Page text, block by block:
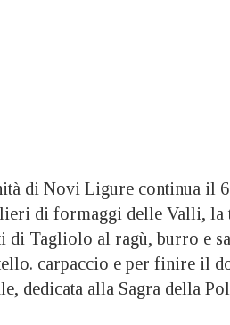
di Novi Ligure continua il
di formaggi delle Valli, la
di Tagliolo al ragù, burro e
carpaccio e per finire il
dedicata alla Sagra della